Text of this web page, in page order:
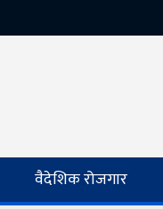
वैदेशिक रोजगार